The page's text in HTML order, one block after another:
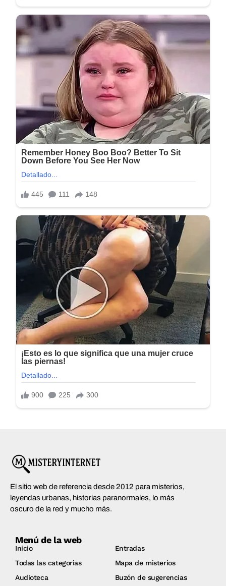
El sitio web de referencia desde 2012 para misterios,
leyendas urbanas, historias paranormales, lo más
oscuro de la red y mucho más.
Menú de la web
Inicio
Entradas
Todas las categorias
Mapa de misterios
Audioteca
Buzón de sugerencias